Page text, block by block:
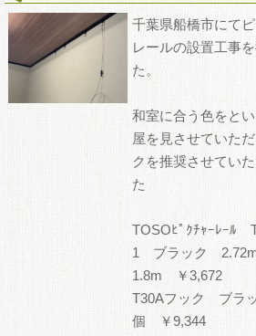
千葉県船橋市にて
レールの設置工事
た。
和室に合う色をと
屋を見させていた
クを推奨させてい
た
TOSOﾋﾟｸﾁｬｰﾚｰﾙ
1 ブラック
1.8m ￥3,672
T30Aフック ブラ
個 ￥9,344